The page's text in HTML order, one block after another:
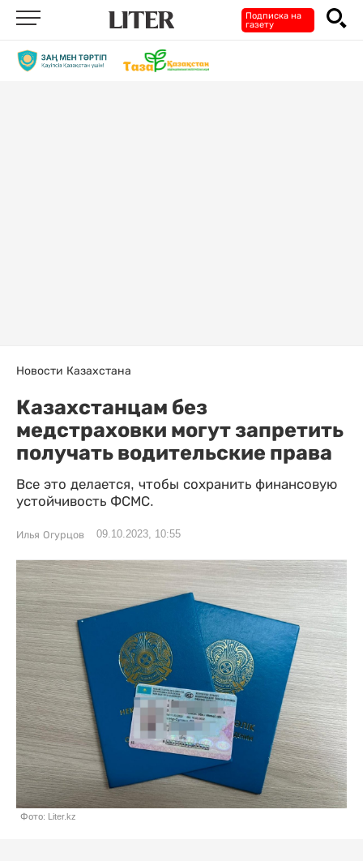
Подписка на
газету
Новости Казахстана
Казахстанцам без
медстраховки могут запретить
получать водительские права
Все это делается, чтобы сохранить финансовую
устойчивость ФСМС.
Илья Огурцов 09.10.2023, 10:55
Фото: Liter.kz